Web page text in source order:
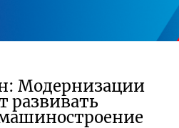
Модернизации
развивать